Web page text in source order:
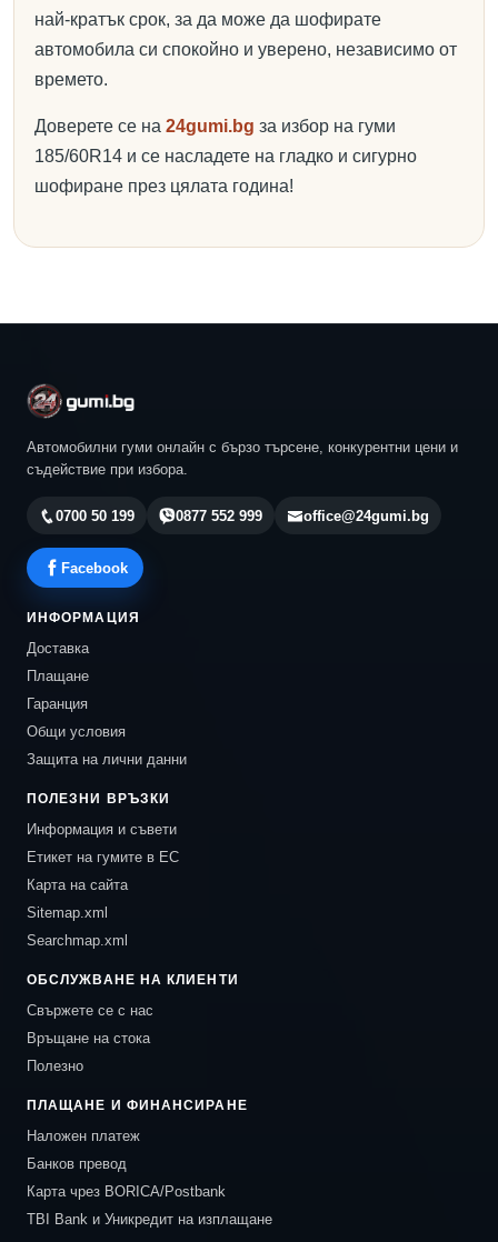
най-кратък срок, за да може да шофирате
автомобила си спокойно и уверено, независимо от
времето.
Доверете се на 24gumi.bg за избор на гуми
185/60R14 и се насладете на гладко и сигурно
шофиране през цялата година!
Автомобилни гуми онлайн с бързо търсене, конкурентни цени и
съдействие при избора.
0700 50 199 0877 552 999 office@24gumi.bg
Facebook
ИНФОРМАЦИЯ
Доставка
Плащане
Гаранция
Общи условия
Защита на лични данни
ПОЛЕЗНИ ВРЪЗКИ
Информация и съвети
Етикет на гумите в ЕС
Карта на сайта
Sitemap.xml
Searchmap.xml
ОБСЛУЖВАНЕ НА КЛИЕНТИ
Свържете се с нас
Връщане на стока
Полезно
ПЛАЩАНЕ И ФИНАНСИРАНЕ
Наложен платеж
Банков превод
Карта чрез BORICA/Postbank
TBI Bank и Уникредит на изплащане